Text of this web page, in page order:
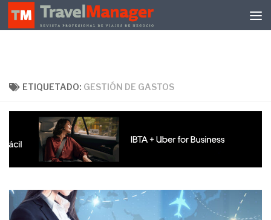
Debajo del contenido
ETIQUETADO: GESTIÓN DE GASTOS